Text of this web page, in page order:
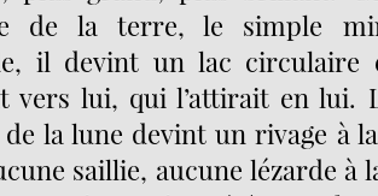
de la terre, le simple
il devint un lac circulaire
vers lui, qui l’attirait en lui.
la lune devint un rivage à
saillie, aucune lézarde à